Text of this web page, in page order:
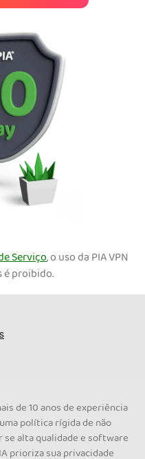
Serviço, o uso da PIA VPN
é proibido.
de 10 anos de experiência
política rígida de não
alta qualidade e software
prioriza sua privacidade